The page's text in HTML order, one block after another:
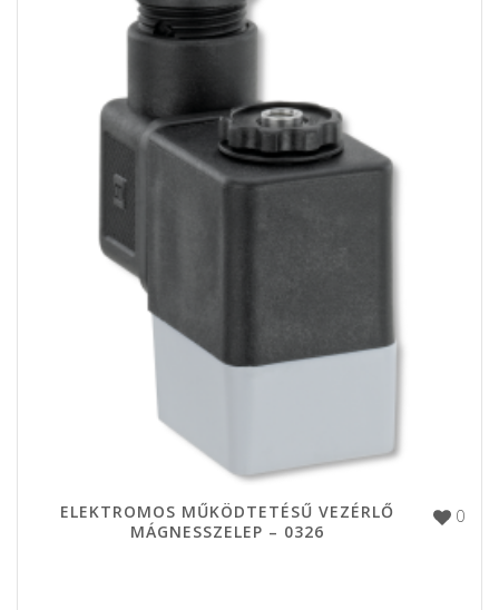
0
ELEKTROMOS MŰKÖDTETÉSŰ VEZÉRLŐ
MÁGNESSZELEP – 0326